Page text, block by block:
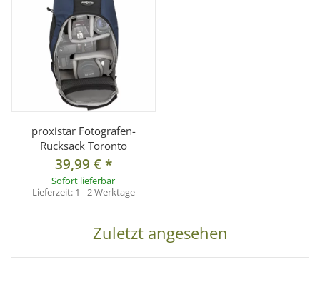
proxistar Fotografen-
Rucksack Toronto
39,99 €*
Sofort lieferbar
Lieferzeit: 1 - 2 Werktage
Zuletzt angesehen